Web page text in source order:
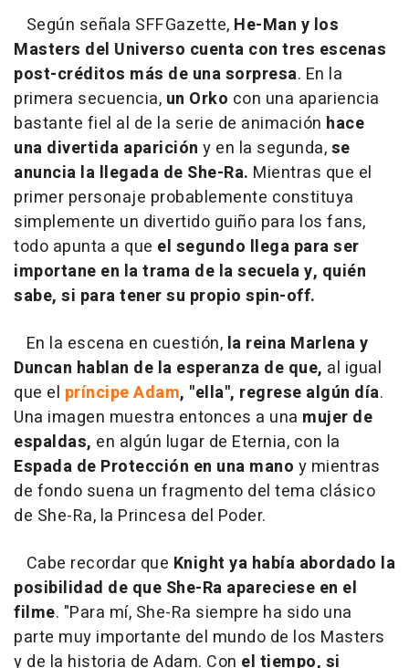
Según señala SFFGazette, He-Man y los
Masters del Universo cuenta con tres escenas
post-créditos más de una sorpresa. En la
primera secuencia, un Orko con una apariencia
bastante fiel al de la serie de animación hace
una divertida aparición y en la segunda,se
anuncia la llegada de She-Ra. Mientras que el
primer personaje probablemente constituya
simplemente un divertido guiño para los fans,
todo apunta a que el segundo llega para ser
importane en la trama de la secuela y, quién
sabe, si para tener su propio spin-off.
En la escena en cuestión, la reina Marlena y
Duncan hablan de la esperanza de que, al igual
que el príncipe Adam, "ella", regrese algún día.
Una imagen muestra entonces a una mujer de
espaldas, en algún lugar de Eternia, con la
Espada de Protección en una mano y mientras
de fondo suena un fragmento del tema clásico
de She-Ra, la Princesa del Poder.
Cabe recordar que Knight ya había abordado la
posibilidad de que She-Ra apareciese en el
filme. "Para mí, She-Ra siempre ha sido una
parte muy importante del mundo de los Masters
y de la historia de Adam. Con el tiempo, si